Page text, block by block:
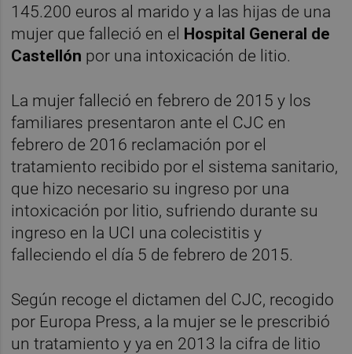
145.200 euros al marido y a las hijas de una
mujer que falleció en el Hospital General de
Castellón por una intoxicación de litio.
La mujer falleció en febrero de 2015 y los
familiares presentaron ante el CJC en
febrero de 2016 reclamación por el
tratamiento recibido por el sistema sanitario,
que hizo necesario su ingreso por una
intoxicación por litio, sufriendo durante su
ingreso en la UCI una colecistitis y
falleciendo el día 5 de febrero de 2015.
Según recoge el dictamen del CJC, recogido
por Europa Press, a la mujer se le prescribió
un tratamiento y ya en 2013 la cifra de litio